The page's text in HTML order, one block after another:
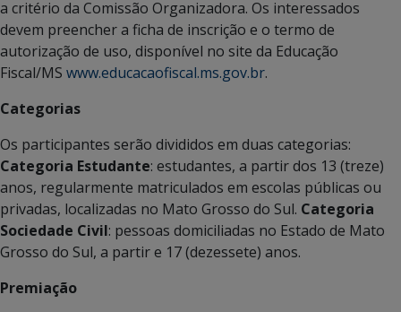
a critério da Comissão Organizadora. Os interessados
devem preencher a ficha de inscrição e o termo de
autorização de uso, disponível no site da Educação
Fiscal/MS www.educacaofiscal.ms.gov.br.
Categorias
Os participantes serão divididos em duas categorias:
Categoria Estudante: estudantes, a partir dos 13 (treze)
anos, regularmente matriculados em escolas públicas ou
privadas, localizadas no Mato Grosso do Sul. Categoria
Sociedade Civil: pessoas domiciliadas no Estado de Mato
Grosso do Sul, a partir e 17 (dezessete) anos.
Premiação